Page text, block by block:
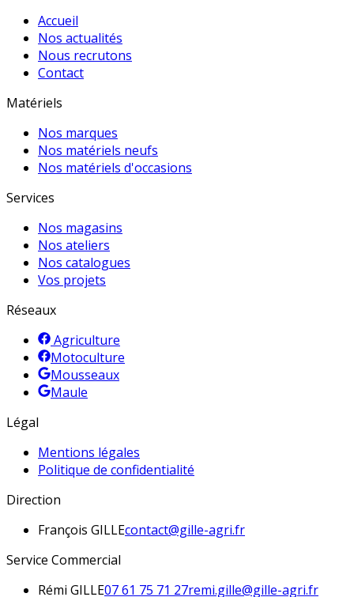
Accueil
Nos actualités
Nous recrutons
Contact
Matériels
Nos marques
Nos matériels neufs
Nos matériels d'occasions
Services
Nos magasins
Nos ateliers
Nos catalogues
Vos projets
Réseaux
Agriculture
Motoculture
Mousseaux
Maule
Légal
Mentions légales
Politique de confidentialité
Direction
François GILLEcontact@gille-agri.fr
Service Commercial
Rémi GILLE07 61 75 71 27remi.gille@gille-agri.fr